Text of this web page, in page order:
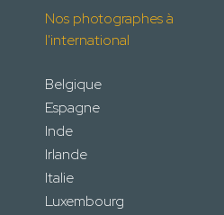
Nos photographes à
l'international
Belgique
Espagne
Inde
Irlande
Italie
Luxembourg